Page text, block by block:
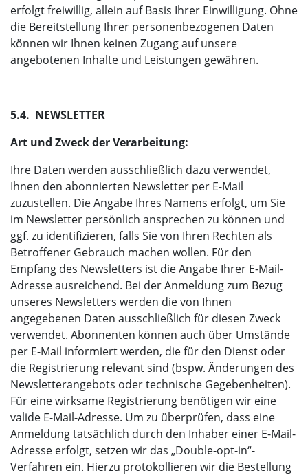
erfolgt freiwillig, allein auf Basis Ihrer Einwilligung. Ohne
die Bereitstellung Ihrer personenbezogenen Daten
können wir Ihnen keinen Zugang auf unsere
angebotenen Inhalte und Leistungen gewähren.
5.4. NEWSLETTER
Art und Zweck der Verarbeitung:
Ihre Daten werden ausschließlich dazu verwendet,
Ihnen den abonnierten Newsletter per E-Mail
zuzustellen. Die Angabe Ihres Namens erfolgt, um Sie
im Newsletter persönlich ansprechen zu können und
ggf. zu identifizieren, falls Sie von Ihren Rechten als
Betroffener Gebrauch machen wollen. Für den
Empfang des Newsletters ist die Angabe Ihrer E-Mail-
Adresse ausreichend. Bei der Anmeldung zum Bezug
unseres Newsletters werden die von Ihnen
angegebenen Daten ausschließlich für diesen Zweck
verwendet. Abonnenten können auch über Umstände
per E-Mail informiert werden, die für den Dienst oder
die Registrierung relevant sind (bspw. Änderungen des
Newsletterangebots oder technische Gegebenheiten).
Für eine wirksame Registrierung benötigen wir eine
valide E-Mail-Adresse. Um zu überprüfen, dass eine
Anmeldung tatsächlich durch den Inhaber einer E-Mail-
Adresse erfolgt, setzen wir das „Double-opt-in“-
Verfahren ein. Hierzu protokollieren wir die Bestellung